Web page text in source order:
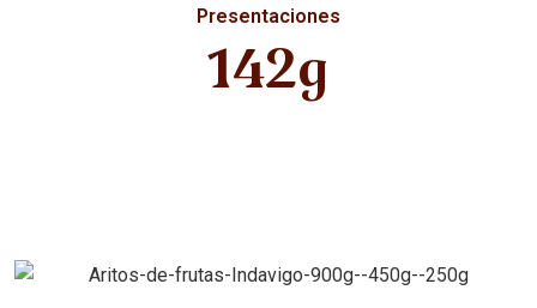
Presentaciones
142g